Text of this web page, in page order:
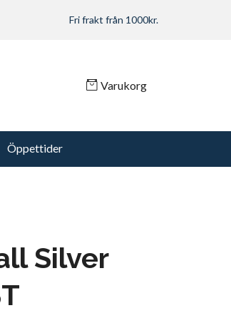
Fri frakt från 1000kr.
Varukorg
Öppettider
Silver